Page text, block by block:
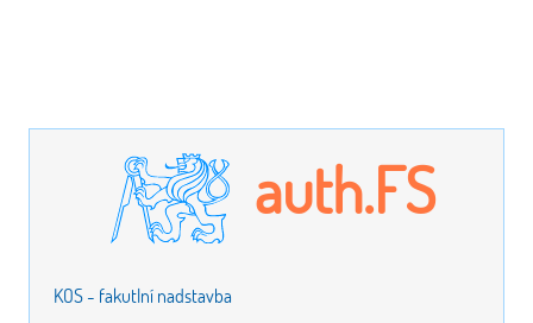
auth.FS
KOS - fakutlní nadstavba